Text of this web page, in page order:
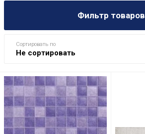
Фильтр товаров
Сортировать по
Не сортировать